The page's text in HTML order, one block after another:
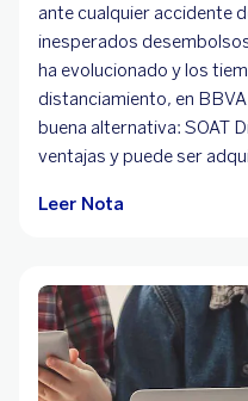
ante cualquier accidente
inesperados
ha evolucionado y los
distanciamiento, en
buena alternativa: SOAT
ventajas y puede ser
Leer Nota